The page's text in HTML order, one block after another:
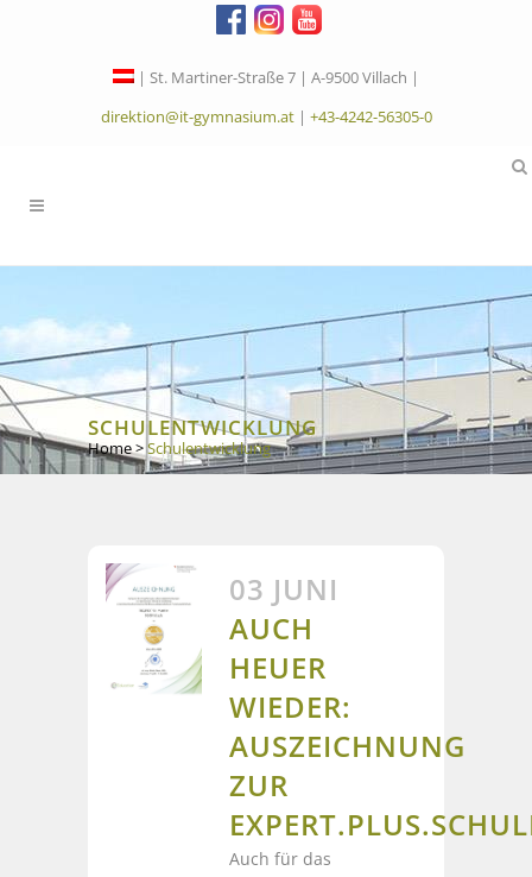
| St. Martiner-Straße 7 | A-9500 Villach |
direktion@it-gymnasium.at| +43-4242-56305-0
SCHULENTWICKLUNG
Home>Schulentwicklung
03 JUNI
AUCH
HEUER
WIEDER:
AUSZEICHNUNG
ZUR
Auch für das